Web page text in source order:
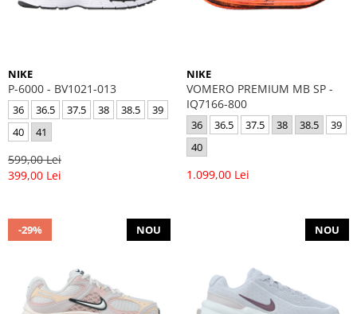
NIKE
P-6000 - BV1021-013
36 36.5 37.5 38 38.5
39
40
41
599,00 Lei
399,00 Lei
NIKE
VOMERO PREMIUM MB SP -
IQ7166-800
36 36.5 37.5 38 38.5
39
40
1.099,00 Lei
-29% NOU NOU